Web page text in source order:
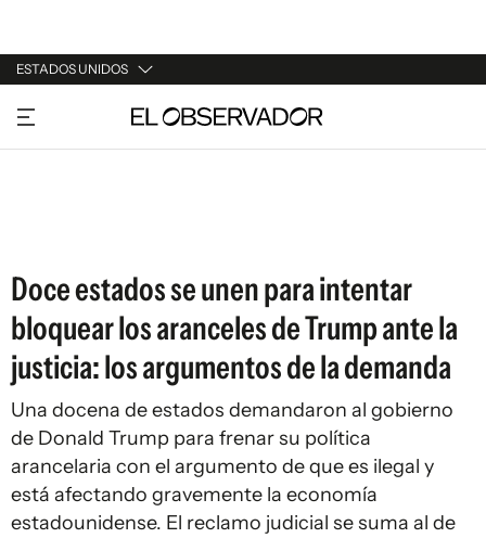
ESTADOS UNIDOS
URUGUAY
ARGENTINA
Doce estados se unen para intentar
bloquear los aranceles de Trump ante la
justicia: los argumentos de la demanda
Una docena de estados demandaron al gobierno
de Donald Trump para frenar su política
arancelaria con el argumento de que es ilegal y
está afectando gravemente la economía
estadounidense. El reclamo judicial se suma al de